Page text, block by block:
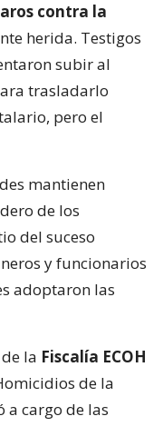
contra la
herida. Testigos
subir al
trasladarlo
pero el
mantienen
de los
del suceso
y funcionarios
adoptaron las
la Fiscalía ECOH
de la
a cargo de las